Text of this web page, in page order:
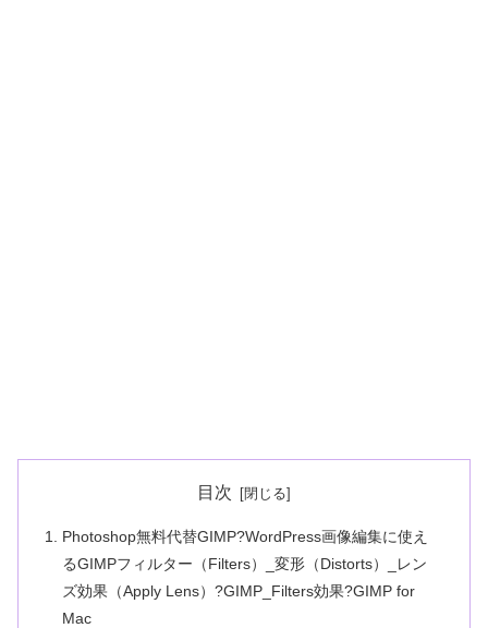
目次
Photoshop無料代替GIMP?WordPress画像編集に使え
るGIMPフィルター（Filters）_変形（Distorts）_レン
ズ効果（Apply Lens）?GIMP_Filters効果?GIMP for
Mac